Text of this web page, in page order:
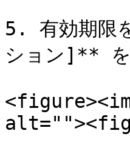
5. 有効期限
ション]** を